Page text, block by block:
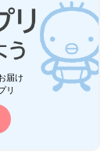
届け
リ